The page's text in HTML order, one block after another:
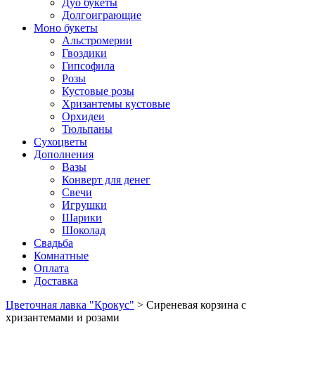
Дуо букеты
Долгоиграющие
Моно букеты
Альстромерии
Гвоздики
Гипсофила
Розы
Кустовые розы
Хризантемы кустовые
Орхидеи
Тюльпаны
Сухоцветы
Дополнения
Вазы
Конверт для денег
Свечи
Игрушки
Шарики
Шоколад
Свадьба
Комнатные
Оплата
Доставка
Цветочная лавка "Крокус" > Сиреневая корзина с
хризантемами и розами